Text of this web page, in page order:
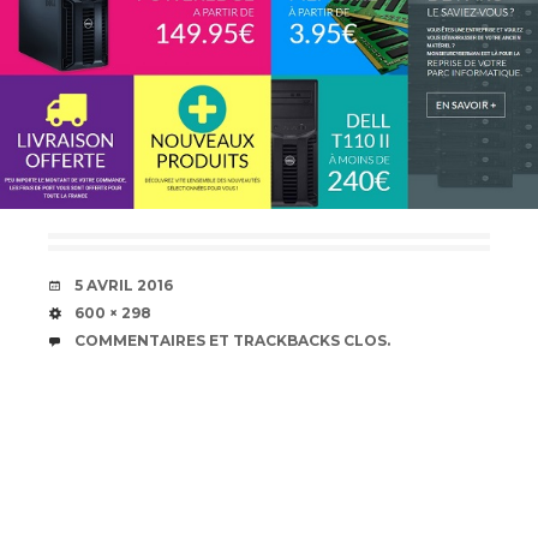
DATE
5 AVRIL 2016
TAILLE
600 × 298
COMMENTAIRES ET TRACKBACKS CLOS.